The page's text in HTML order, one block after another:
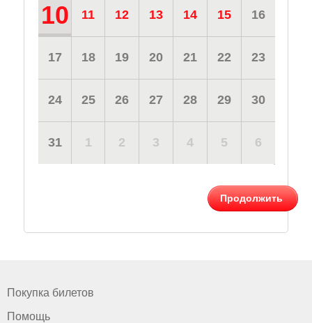
10 11 12 13 14 15 16
17 18 19 20 21 22 23
24 25 26 27 28 29 30
31 1 2 3 4 5 6
Продолжить
Покупка билетов
Помощь